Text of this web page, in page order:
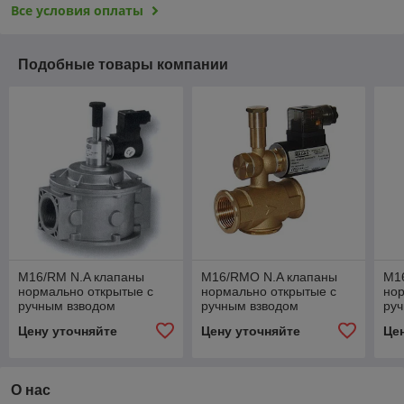
Все условия оплаты
Подобные товары компании
M16/RM N.A клапаны
нормально открытые c
ручным взводом
Цену уточняйте
M16/RMO N.A клапаны
нормально открытые c
ручным взводом
Цену уточняйте
О нас